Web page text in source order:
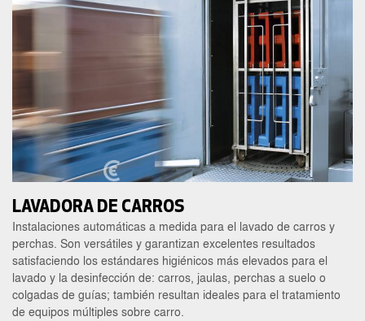
LAVADORA DE CARROS
Instalaciones automáticas a medida para el lavado de carros y
perchas. Son versátiles y garantizan excelentes resultados
satisfaciendo los estándares higiénicos más elevados para el
lavado y la desinfección de: carros, jaulas, perchas a suelo o
colgadas de guías; también resultan ideales para el tratamiento
de equipos múltiples sobre carro.